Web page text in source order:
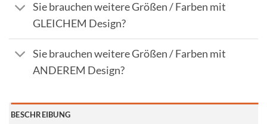
Sie brauchen weitere Größen / Farben mit
GLEICHEM Design?
Sie brauchen weitere Größen / Farben mit
ANDEREM Design?
BESCHREIBUNG